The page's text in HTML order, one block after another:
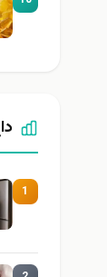
داغ‌ترین ۳ ماه اخیر